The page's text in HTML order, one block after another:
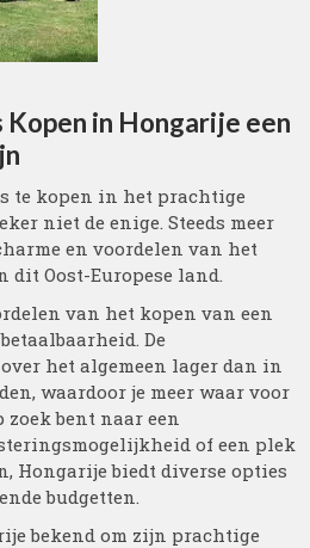
in Hongarije een
te kopen in het prachtige
niet de enige. Steeds meer
en voordelen van het
Oost-Europese land.
van het kopen van een
De
het algemeen lager dan in
waardoor je meer waar voor
zoek bent naar een
of een plek
Hongarije biedt diverse opties
budgetten.
bekend om zijn prachtige